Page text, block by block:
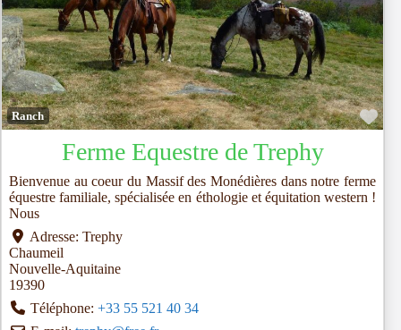
Ranch
Ferme Equestre de Trephy
Bienvenue au coeur du Massif des Monédières dans notre ferme
équestre familiale, spécialisée en éthologie et équitation western !
Nous
Adresse: Trephy
Chaumeil
Nouvelle-Aquitaine
19390
Téléphone: +33 55 521 40 34